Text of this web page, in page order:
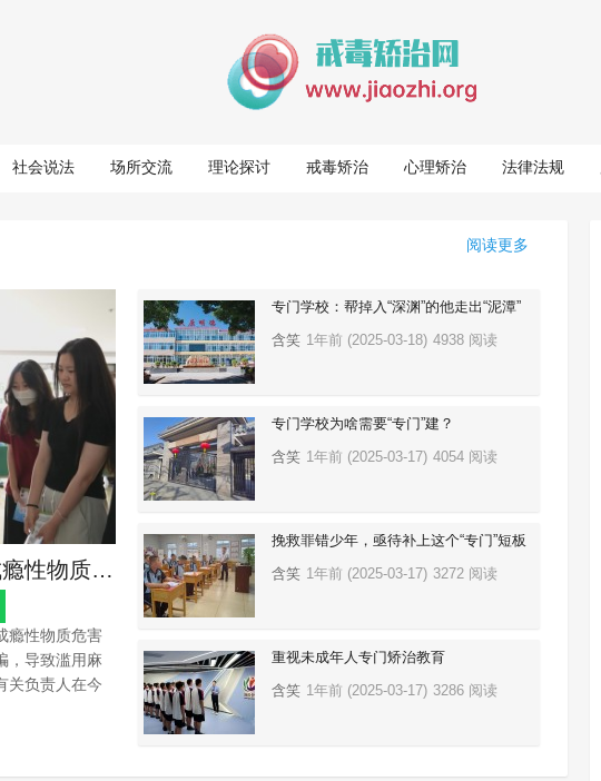
社会说法 场所交流 理论探讨 戒毒矫治 心理矫治 法律法规
阅读更多
全国将开展防范青少年滥用成瘾性物质网络集中宣传教育活动
瘾性物质危害
，导致滥用麻
关负责人在今
专门学校：帮掉入“深渊”的他走出“泥潭”
含笑 1年前 (2025-03-18) 4938 阅读
专门学校为啥需要“专门”建？
含笑 1年前 (2025-03-17) 4054 阅读
挽救罪错少年，亟待补上这个“专门”短板
含笑 1年前 (2025-03-17) 3272 阅读
重视未成年人专门矫治教育
含笑 1年前 (2025-03-17) 3286 阅读